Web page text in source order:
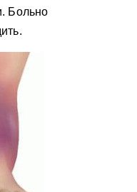
Больно